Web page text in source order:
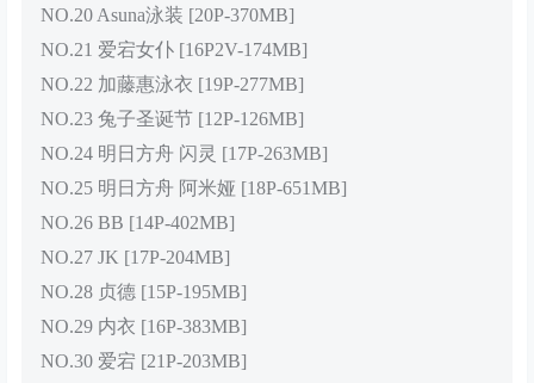
NO.20 Asuna泳装 [20P-370MB]
NO.21 爱宕女仆 [16P2V-174MB]
NO.22 加藤惠泳衣 [19P-277MB]
NO.23 兔子圣诞节 [12P-126MB]
NO.24 明日方舟 闪灵 [17P-263MB]
NO.25 明日方舟 阿米娅 [18P-651MB]
NO.26 BB [14P-402MB]
NO.27 JK [17P-204MB]
NO.28 贞德 [15P-195MB]
NO.29 内衣 [16P-383MB]
NO.30 爱宕 [21P-203MB]